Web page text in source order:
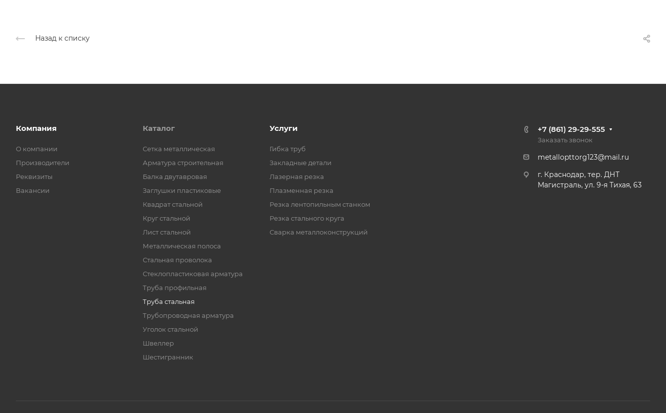
Назад к списку
Компания
О компании
Производители
Реквизиты
Вакансии
Каталог
Cетка металлическая
Арматура строительная
Балка двутавровая
Заглушки пластиковые
Квадрат стальной
Круг стальной
Лист стальной
Металлическая полоса
Стальная проволока
Стеклопластиковая арматура
Труба профильная
Труба стальная
Трубопроводная арматура
Уголок стальной
Швеллер
Шестигранник
Услуги
Гибка труб
Закладные детали
Лазерная резка
Плазменная резка
Резка лентопильным станком
Резка стального круга
Сварка металлоконструкций
+7 (861) 29-29-555
Заказать звонок
metallopttorg123@mail.ru
г. Краснодар, тер. ДНТ
Магистраль, ул. 9-я Тихая, 63